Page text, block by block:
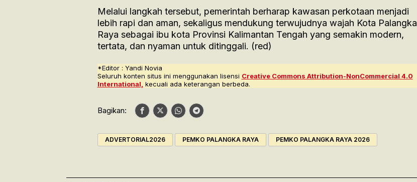
Melalui langkah tersebut, pemerintah berharap kawasan perkotaan menjadi
lebih rapi dan aman, sekaligus mendukung terwujudnya wajah Kota Palangka
Raya sebagai ibu kota Provinsi Kalimantan Tengah yang semakin modern,
tertata, dan nyaman untuk ditinggali. (red)
*Editor : Yandi Novia
Seluruh konten situs ini menggunakan lisensi Creative Commons Attribution-NonCommercial 4.0
International, kecuali ada keterangan berbeda.
Bagikan:
ADVERTORIAL2026 PEMKO PALANGKA RAYA PEMKO PALANGKA RAYA 2026